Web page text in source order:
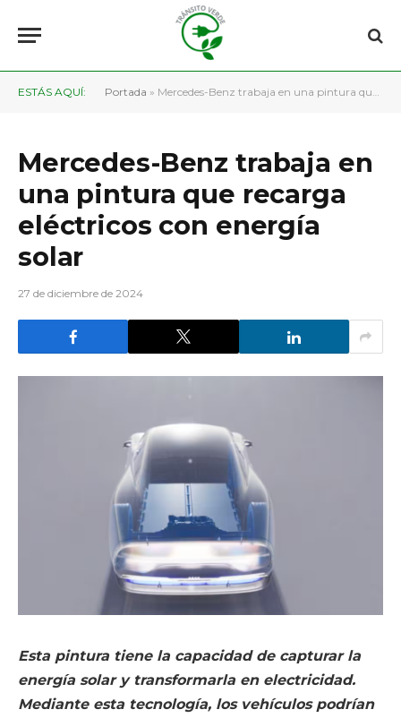
ESTÁS AQUÍ: Portada » Mercedes-Benz trabaja en una pintura que recarga eléctricos con energía solar
Mercedes-Benz trabaja en
una pintura que recarga
eléctricos con energía
solar
27 de diciembre de 2024
Esta pintura tiene la capacidad de capturar la
energía solar y transformarla en electricidad.
Mediante esta tecnología, los vehículos podrían